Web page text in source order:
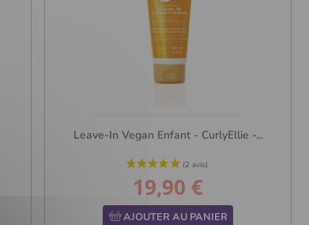
Leave-In Vegan Enfant - CurlyEllie -...
Prix
19,90 €
AJOUTER AU PANIER